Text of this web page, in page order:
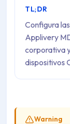
TL;DR
Configura
Applivery
corporativa
dispositivos
Warning